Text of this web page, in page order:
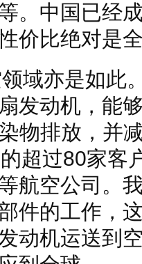
。中国已经
价比绝对是
域亦是如此
发动机，能
物排放，并
超过80家客
航空公司。
件的工作，
发动机运送到